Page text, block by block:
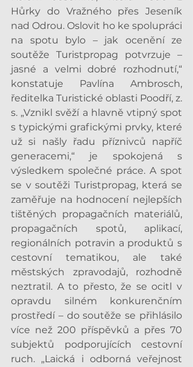
Hůrky do Vražného přes Jeseník
nad Odrou. Oslovit ho ke spolupráci
na spotu bylo – jak ocenění ze
soutěže Turistpropag potvrzuje –
jasné a velmi dobré rozhodnutí,“
konstatuje Pavlína Ambrosch,
ředitelka Turistické oblasti Poodří, z.
s. „Vznikl svěží a hlavně vtipný spot
s typickými grafickými prvky, které
už si našly řadu příznivců napříč
generacemi,“ je spokojená s
výsledkem společné práce. A spot
se v soutěži Turistpropag, která se
zaměřuje na hodnocení nejlepších
tištěných propagačních materiálů,
propagačních spotů, aplikací,
regionálních potravin a produktů s
cestovní tematikou, ale také
městských zpravodajů, rozhodně
neztratil. A to přesto, že se ocitl v
opravdu silném konkurenčním
prostředí – do soutěže se přihlásilo
více než 200 příspěvků a přes 70
subjektů podporujících cestovní
ruch. „Laická i odborná veřejnost